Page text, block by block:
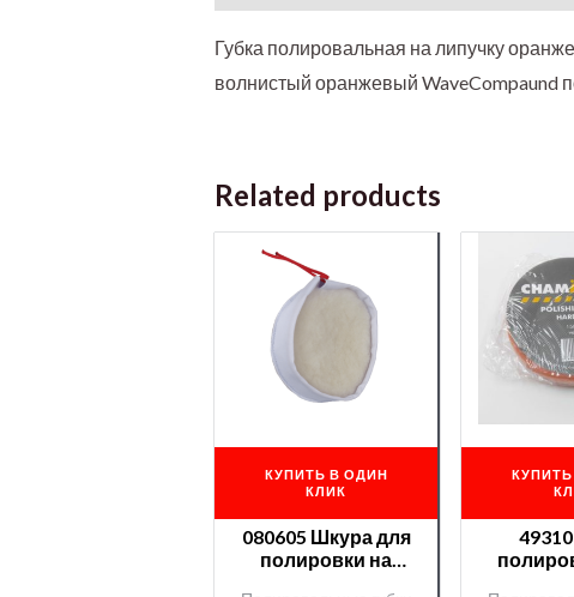
Губка полировальная на липучку
волнистый оранжевый WaveCompaund
Related products
КУПИТЬ В ОДИН
КЛИК
080605 Шкура для
полировки на